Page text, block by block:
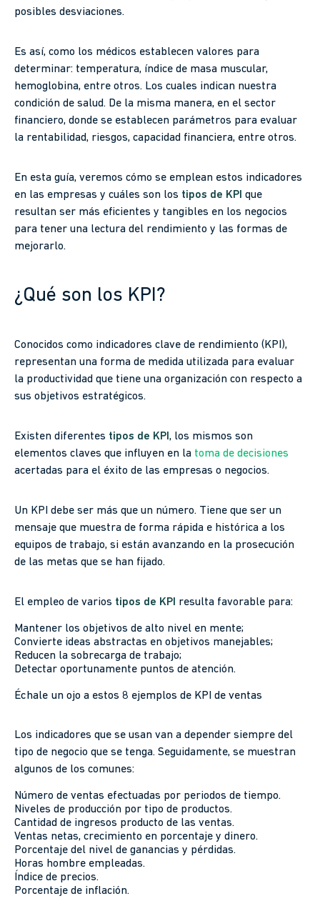
posibles desviaciones.
Es así, como los médicos establecen valores para
determinar: temperatura, índice de masa muscular,
hemoglobina, entre otros. Los cuales indican nuestra
condición de salud. De la misma manera, en el sector
financiero, donde se establecen parámetros para evaluar
la rentabilidad, riesgos, capacidad financiera, entre otros.
En esta guía, veremos cómo se emplean estos indicadores
en las empresas y cuáles son los tipos de KPI que
resultan ser más eficientes y tangibles en los negocios
para tener una lectura del rendimiento y las formas de
mejorarlo.
¿Qué son los KPI?
Conocidos como indicadores clave de rendimiento (KPI),
representan una forma de medida utilizada para evaluar
la productividad que tiene una organización con respecto a
sus objetivos estratégicos.
Existen diferentes tipos de KPI, los mismos son
elementos claves que influyen en la toma de decisiones
acertadas para el éxito de las empresas o negocios.
Un KPI debe ser más que un número. Tiene que ser un
mensaje que muestra de forma rápida e histórica a los
equipos de trabajo, si están avanzando en la prosecución
de las metas que se han fijado.
El empleo de varios tipos de KPI resulta favorable para:
Mantener los objetivos de alto nivel en mente;
Convierte ideas abstractas en objetivos manejables;
Reducen la sobrecarga de trabajo;
Detectar oportunamente puntos de atención.
Échale un ojo a estos 8 ejemplos de KPI de ventas
Los indicadores que se usan van a depender siempre del
tipo de negocio que se tenga. Seguidamente, se muestran
algunos de los comunes:
Número de ventas efectuadas por periodos de tiempo.
Niveles de producción por tipo de productos.
Cantidad de ingresos producto de las ventas.
Ventas netas, crecimiento en porcentaje y dinero.
Porcentaje del nivel de ganancias y pérdidas.
Horas hombre empleadas.
Índice de precios.
Porcentaje de inflación.